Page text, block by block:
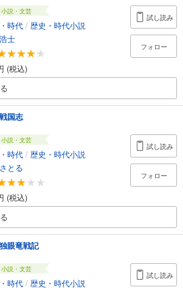
小説・文芸
時代 / 歴史・時代小説
士
(税込)
試し読み
フォロー
国志
小説・文芸
時代 / 歴史・時代小説
とる
(税込)
試し読み
フォロー
眼竜戦記
小説・文芸
時代 / 歴史・時代小説
試し読み